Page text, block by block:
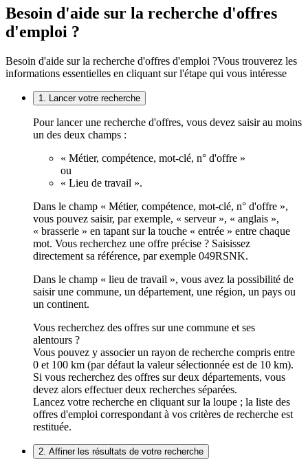
Besoin d'aide sur la recherche d'offres
d'emploi ?
Besoin d'aide sur la recherche d'offres d'emploi ?Vous trouverez les
informations essentielles en cliquant sur l'étape qui vous intéresse
1. Lancer votre recherche
Pour lancer une recherche d'offres, vous devez saisir au moins
un des deux champs :
« Métier, compétence, mot-clé, n° d'offre »
ou
« Lieu de travail ».
Dans le champ « Métier, compétence, mot-clé, n° d'offre »,
vous pouvez saisir, par exemple, « serveur », « anglais »,
« brasserie » en tapant sur la touche « entrée » entre chaque
mot. Vous recherchez une offre précise ? Saisissez
directement sa référence, par exemple 049RSNK.
Dans le champ « lieu de travail », vous avez la possibilité de
saisir une commune, un département, une région, un pays ou
un continent.
Vous recherchez des offres sur une commune et ses
alentours ?
Vous pouvez y associer un rayon de recherche compris entre
0 et 100 km (par défaut la valeur sélectionnée est de 10 km).
Si vous recherchez des offres sur deux départements, vous
devez alors effectuer deux recherches séparées.
Lancez votre recherche en cliquant sur la loupe ; la liste des
offres d'emploi correspondant à vos critères de recherche est
restituée.
2. Affiner les résultats de votre recherche